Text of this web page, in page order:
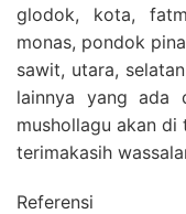
glodok, kota,
monas, pondok
sawit, utara,
lainnya yang ada
mushollagu akan di
terimakasih
Referensi